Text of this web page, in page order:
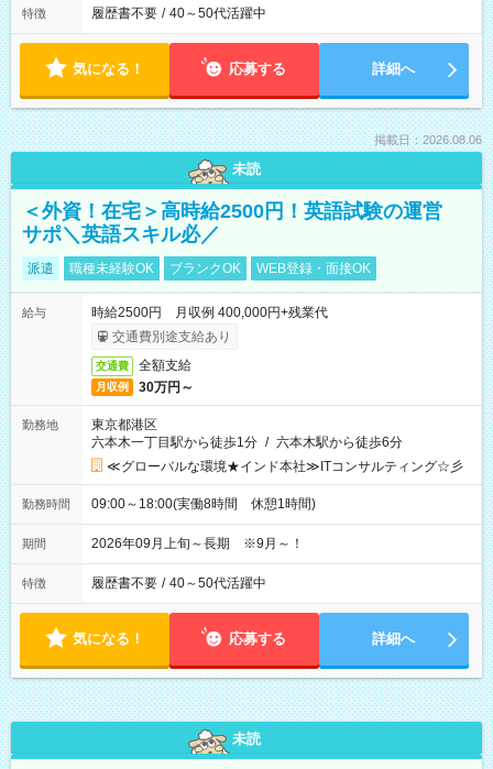
特徴 履歴書不要 / 40～50代活躍中
気になる！ 応募する 詳細へ
掲載日：2026.08.06
未読
＜外資！在宅＞高時給2500円！英語試験の運営
サポ＼英語スキル必／
派遣 職種未経験OK ブランクOK WEB登録・面接OK
給与
時給2500円 月収例 400,000円+残業代
交通費別途支給あり
交通費 全額支給
月収例 30万円～
勤務地
東京都港区
六本木一丁目駅から徒歩1分 / 六本木駅から徒歩6分
≪グローバルな環境★インド本社≫ITコンサルティング☆彡
勤務時間 09:00～18:00(実働8時間 休憩1時間)
期間 2026年09月上旬～長期 ※9月～！
特徴 履歴書不要 / 40～50代活躍中
気になる！ 応募する 詳細へ
未読